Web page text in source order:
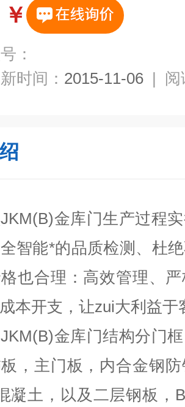
￥
：
时间： 2015-11-06 | 阅
JKM(B)金库门生产过程
智能*的品质检测、杜
也合理：高效管理、
本开支，让zui大利益于
JKM(B)金库门结构分门
，主门板，内合金钢
凝土，以及二层钢板， B